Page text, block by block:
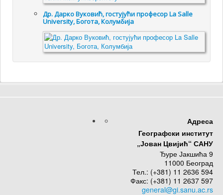
Др. Дарко Вуковић, гостујући професор La Salle
University, Богота, Колумбија
Адреса
Географски институт
„Јован Цвијић“ САНУ
Ђуре Јакшића 9
11000 Београд
Тел.: (+381) 11 2636 594
Факс: (+381) 11 2637 597